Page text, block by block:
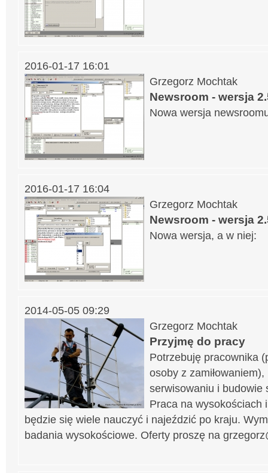
2016-01-17 16:01
Grzegorz Mochtak
Newsroom - wersja
Nowa wersja
2016-01-17 16:04
Grzegorz Mochtak
Newsroom - wersja
Nowa wersja, a w niej:
2014-05-05 09:29
Grzegorz Mochtak
Przyjmę do pracy
Potrzebuję pracownika
osoby z
serwisowaniu i budowie
Praca na wysokościach
będzie się wiele nauczyć i najeździć po kraju.
badania wysokościowe. Oferty proszę na